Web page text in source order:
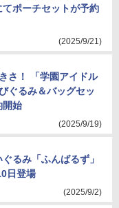
ポーチセットが予約
(2025/9/21)
さ！ 「学園アイドル
ぐるみ＆バッグセッ
開始
(2025/9/19)
るみ「ふんばるず」
日登場
(2025/9/2)